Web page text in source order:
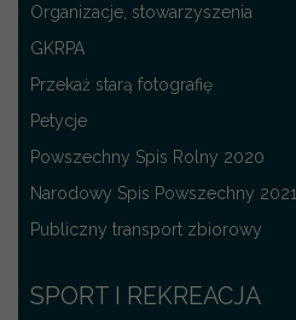
Organizacje, stowarzyszenia
GKRPA
Przekaż starą fotografię
Petycje
Powszechny Spis Rolny 2020
Narodowy Spis Powszechny 2021
Publiczny transport zbiorowy
SPORT I REKREACJA